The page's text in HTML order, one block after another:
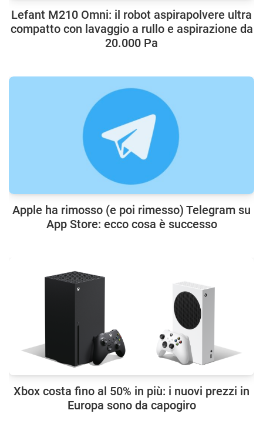
Lefant M210 Omni: il robot aspirapolvere ultra
compatto con lavaggio a rullo e aspirazione da
20.000 Pa
Apple ha rimosso (e poi rimesso) Telegram su
App Store: ecco cosa è successo
Xbox costa fino al 50% in più: i nuovi prezzi in
Europa sono da capogiro